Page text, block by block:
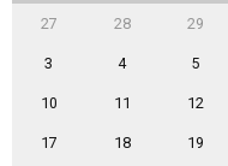
27 28 29
3 4 5
10 11 12
17 18 19